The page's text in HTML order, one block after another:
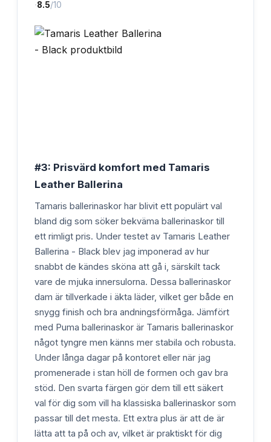
·8.5/10
#3: Prisvärd komfort med Tamaris
Leather Ballerina
Tamaris ballerinaskor har blivit ett populärt val
bland dig som söker bekväma ballerinaskor till
ett rimligt pris. Under testet av Tamaris Leather
Ballerina - Black blev jag imponerad av hur
snabbt de kändes sköna att gå i, särskilt tack
vare de mjuka innersulorna. Dessa ballerinaskor
dam är tillverkade i äkta läder, vilket ger både en
snygg finish och bra andningsförmåga. Jämfört
med Puma ballerinaskor är Tamaris ballerinaskor
något tyngre men känns mer stabila och robusta.
Under långa dagar på kontoret eller när jag
promenerade i stan höll de formen och gav bra
stöd. Den svarta färgen gör dem till ett säkert
val för dig som vill ha klassiska ballerinaskor som
passar till det mesta. Ett extra plus är att de är
lätta att ta på och av, vilket är praktiskt för dig